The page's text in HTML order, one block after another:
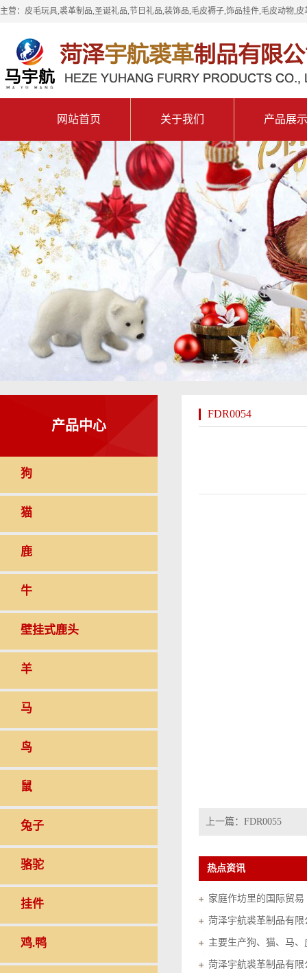
主营：皮毛玩具,裘革制品,圣诞礼品,节日礼品,装饰品,毛皮褥子,饰品挂件,毛皮动物,
网站首页 关于我们 产品展示
产品中心
狗
猫
鹿
牛
壁挂式鹿头
羊
马
鸟
鼠
兔子
骆驼
挂件
鸡.鸭
FDR0054
上一篇： FDR0055
热点资讯
家庭作坊里的国际贸易
菏泽宇航裘革制品有
菏泽宇航裘革制品有限